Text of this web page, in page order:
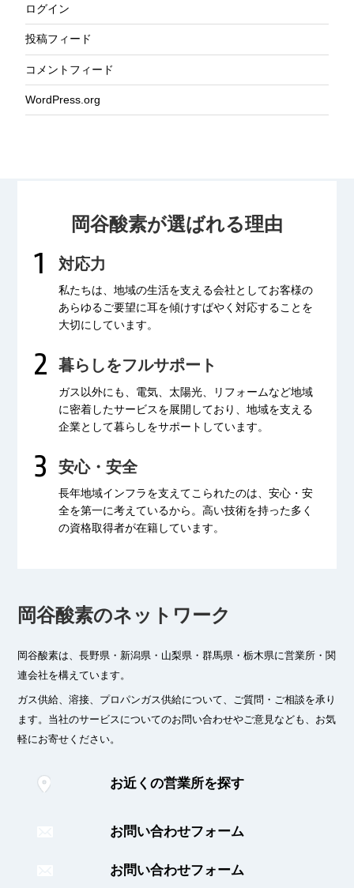
ログイン
投稿フィード
コメントフィード
WordPress.org
岡谷酸素が選ばれる理由
対応力
私たちは、地域の生活を支える会社としてお客様の
あらゆるご要望に耳を傾けすばやく対応することを
大切にしています。
暮らしをフルサポート
ガス以外にも、電気、太陽光、リフォームなど地域
に密着したサービスを展開しており、地域を支える
企業として暮らしをサポートしています。
安心・安全
長年地域インフラを支えてこられたのは、安心・安
全を第一に考えているから。高い技術を持った多く
の資格取得者が在籍しています。
岡谷酸素のネットワーク
岡谷酸素は、長野県・新潟県・山梨県・群馬県・栃木県に営業所・関
連会社を構えています。
ガス供給、溶接、プロパンガス供給について、ご質問・ご相談を承り
ます。 当社のサービスについてのお問い合わせやご意見なども、お気
軽にお寄せください。
お近くの営業所を探す
お問い合わせフォーム
お問い合わせフォーム